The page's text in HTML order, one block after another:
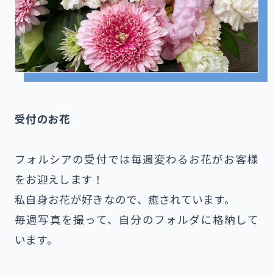
受付のお花
フォルシアの受付では毎週変わるお花がお客様
をお迎えします！
私自身お花が好きなので、癒されています。
毎週写真を撮って、自分のフォルダに格納して
います。